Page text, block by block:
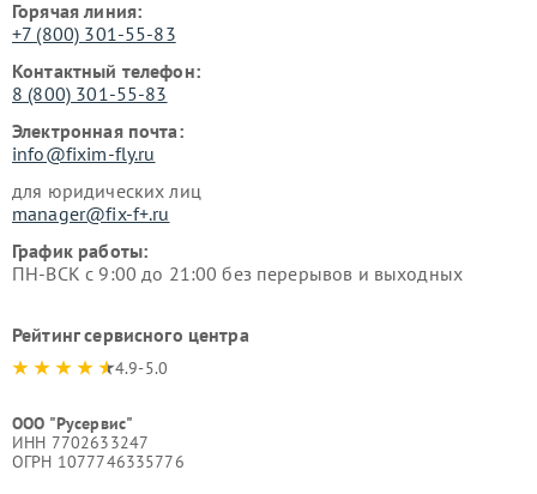
Горячая линия:
+7 (800) 301-55-83
Контактный телефон:
8 (800) 301-55-83
Электронная почта:
info@fixim-fly.ru
для юридических лиц
manager@fix-f+.ru
График работы:
ПН-ВСК с 9:00 до 21:00 без перерывов и выходных
Рейтинг сервисного центра
4.9-5.0
ООО "Русервис"
ИНН 7702633247
ОГРН 1077746335776